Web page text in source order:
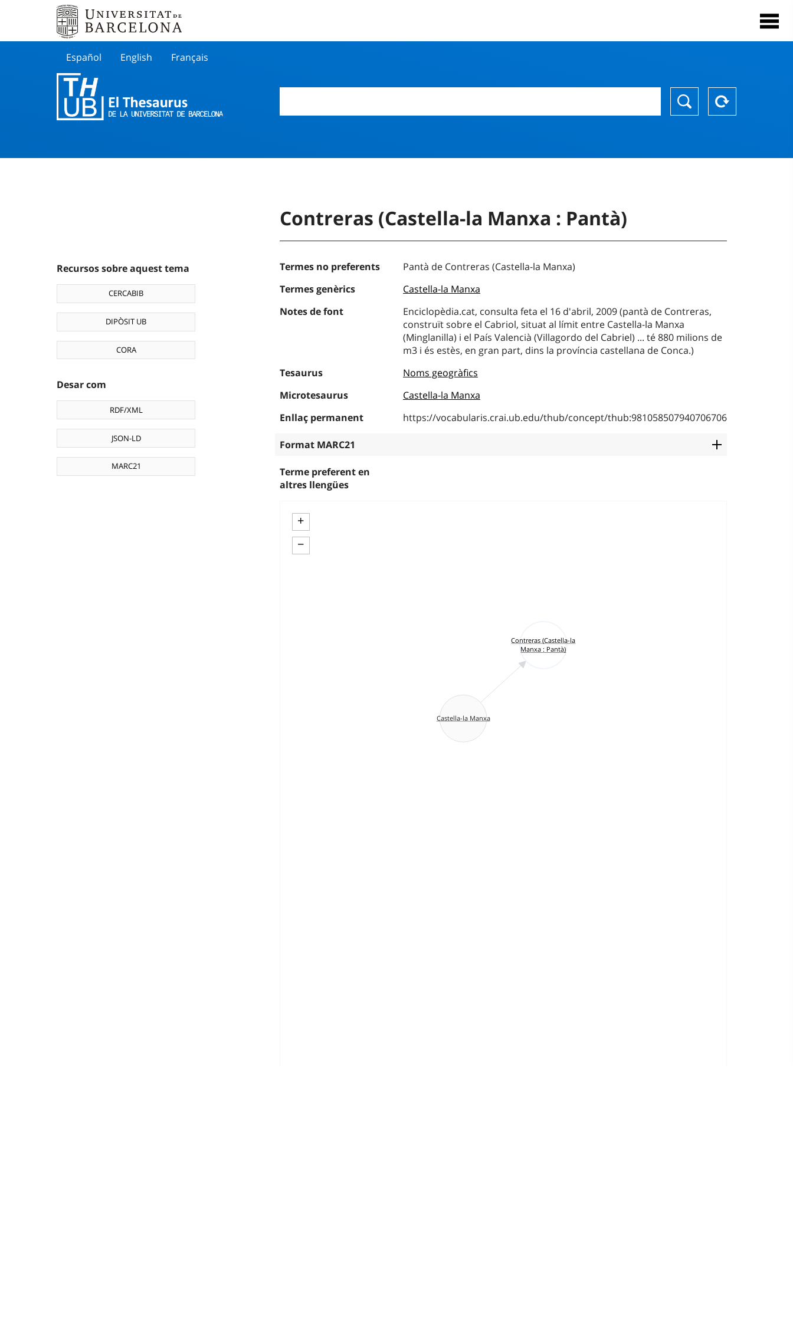
Español English Français
Recursos sobre aquest tema
CERCABIB
DIPÒSIT UB
CORA
Desar com
RDF/XML
JSON-LD
MARC21
Contreras (Castella-la Manxa : Pantà)
Termes no preferents
Pantà de Contreras (Castella-la Manxa)
Termes genèrics
Castella-la Manxa
Notes de font
Enciclopèdia.cat, consulta feta el 16 d'abril, 2009 (pantà de Contreras,
construït sobre el Cabriol, situat al límit entre Castella-la Manxa
(Minglanilla) i el País Valencià (Villagordo del Cabriel) ... té 880 milions de
m3 i és estès, en gran part, dins la província castellana de Conca.)
Tesaurus
Noms geogràfics
Microtesaurus
Castella-la Manxa
Enllaç permanent
https://vocabularis.crai.ub.edu/thub/concept/thub:981058507940706706
Format MARC21
Terme preferent en
altres llengües
+
−
Contreras (Castella-la
Manxa : Pantà)
Castella-la Manxa